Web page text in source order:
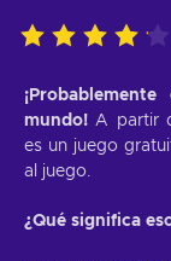
mundo! A partir
es un juego
al juego.
¿Qué significa